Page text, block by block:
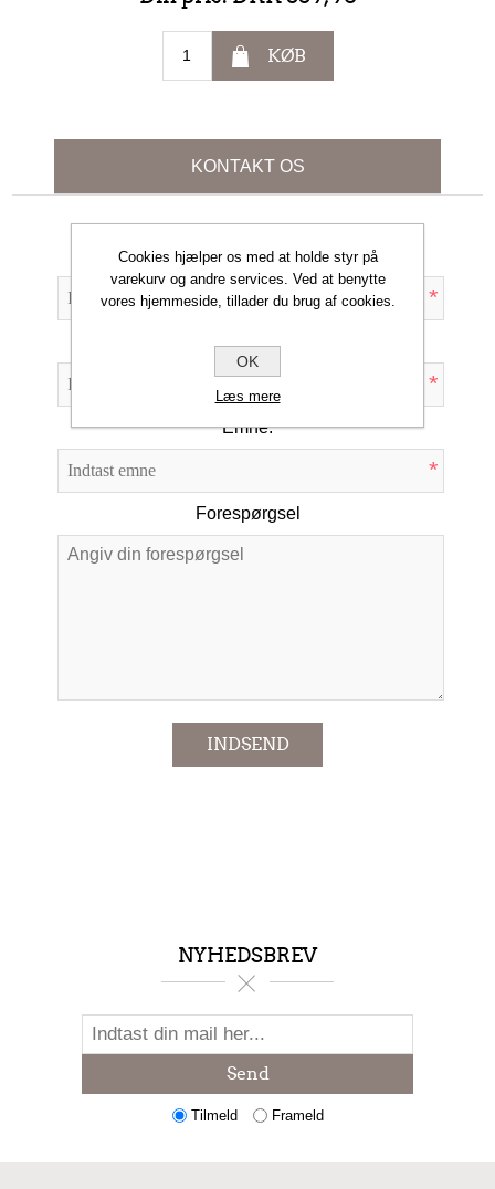
KØB
KONTAKT OS
Dit navn
*
*
Emne:
*
Forespørgsel
INDSEND
NYHEDSBREV
Send
Tilmeld Frameld
Cookies hjælper os med at holde styr på
varekurv og andre services. Ved at benytte
vores hjemmeside, tillader du brug af cookies.
OK
Læs mere